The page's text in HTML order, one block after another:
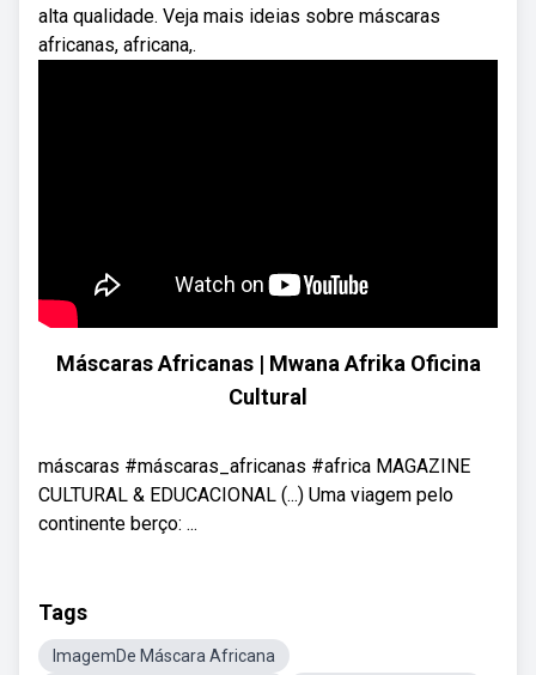
alta qualidade. Veja mais ideias sobre máscaras
africanas, africana,.
Máscaras Africanas | Mwana Afrika Oficina
Cultural
máscaras #máscaras_africanas #africa MAGAZINE
CULTURAL & EDUCACIONAL (...) Uma viagem pelo
continente berço: ...
Tags
ImagemDe Máscara Africana